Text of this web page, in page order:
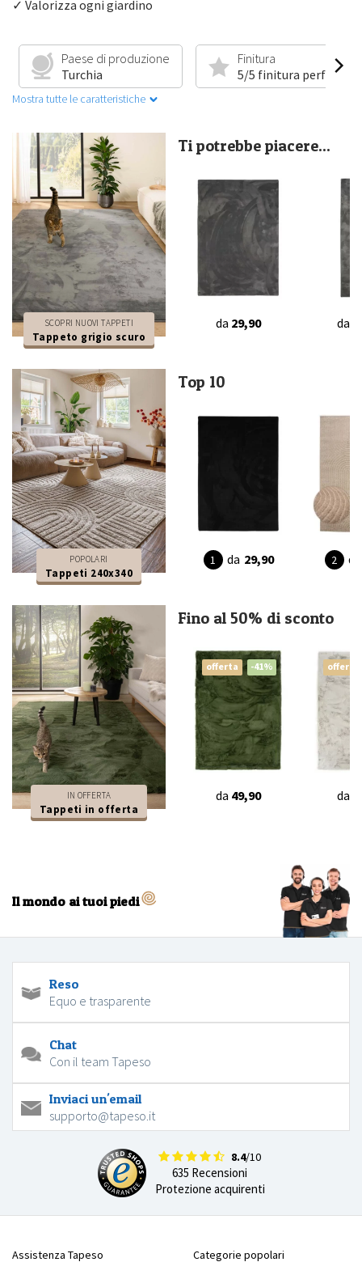
✓ Valorizza ogni giardino
Paese di produzione
Turchia
Finitura
5/5 finitura perfetta
Mostra tutte le caratteristiche
SCOPRI NUOVI TAPPETI
Tappeto grigio scuro
Ti potrebbe piacere...
da 29,90 da
POPOLARI
Tappeti 240x340
Top 10
da 29,90 da
IN OFFERTA
Tappeti in offerta
Fino al 50% di sconto
offerta -41%
da 49,90
offerta
da
Il mondo ai tuoi piedi
Reso
Equo e trasparente
Chat
Con il team Tapeso
Inviaci un'email
supporto@tapeso.it
8.4/10
635 Recensioni
Protezione acquirenti
Assistenza Tapeso
Categorie popolari